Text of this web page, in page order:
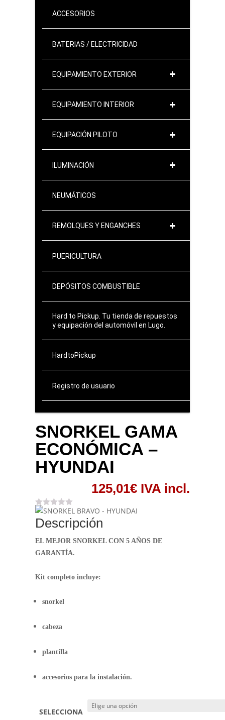
ACCESORIOS
BATERIAS / ELECTRICIDAD
EQUIPAMIENTO EXTERIOR
EQUIPAMIENTO INTERIOR
EQUIPACIÓN PILOTO
ILUMINACIÓN
NEUMÁTICOS
REMOLQUES Y ENGANCHES
PUERICULTURA
DEPÓSITOS COMBUSTIBLE
Hard to Pickup. Tu tienda de repuestos
y equipación del automóvil en Lugo.
HardtoPickup
Registro de usuario
SNORKEL GAMA
ECONÓMICA –
HYUNDAI
125,01€ IVA incl.
Descripción
EL MEJOR SNORKEL CON 5 AÑOS DE
GARANTÍA.
Kit completo incluye:
snorkel
cabeza
plantilla
accesorios para la instalación.
SELECCIONA